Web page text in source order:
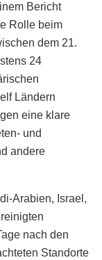
Bericht
Rolle beim
dem 21.
24
Ländern
eine klare
und
andere
Arabien, Israel,
nach den
Standorte